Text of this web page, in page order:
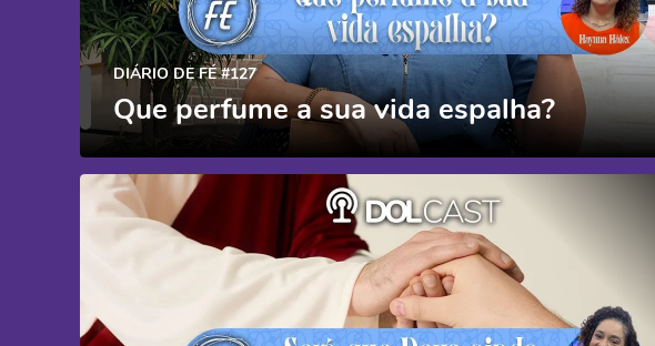
DIÁRIO DE FÉ #127
Que perfume a sua vida espalha?